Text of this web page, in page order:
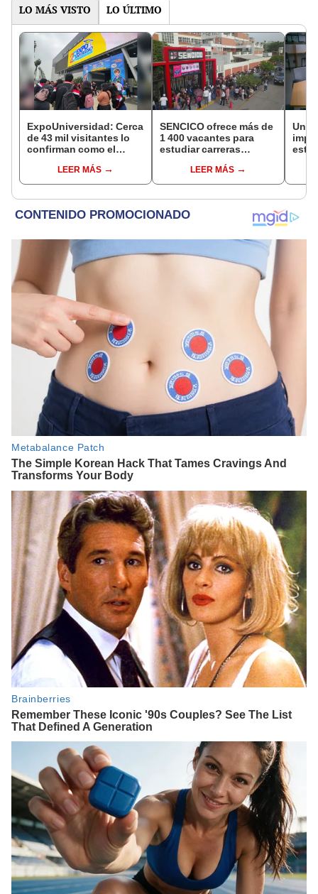
LO MÁS VISTO LO ÚLTIMO
ExpoUniversidad: Cerca
de 43 mil visitantes lo
confirman como el
orientación vocacional
LEER MÁS
SENCICO ofrece más de
1 400 vacantes para
estudiar carreras
construcción y
saneamiento a nivel
LEER MÁS